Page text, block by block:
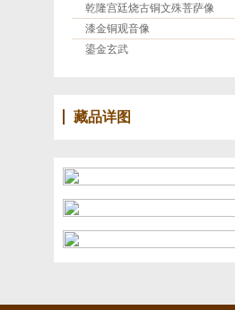
乾隆宫廷烧古铜文殊菩萨像
漆金铜观音像
鎏金玄武
藏品详图